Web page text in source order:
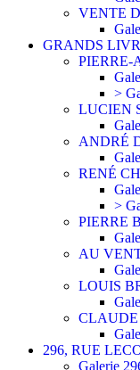
VENTE
GRANDS
PIERRE-
>
LUCIEN
ANDRÉ
RENÉ
>
PIERRE
AU
LOUIS
296, RUE
Galerie